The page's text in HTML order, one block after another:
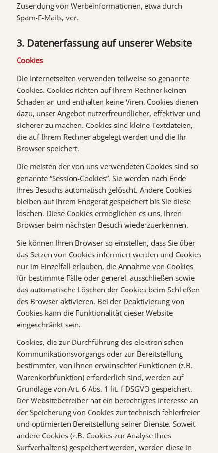
Zusendung von Werbeinformationen, etwa durch
Spam-E-Mails, vor.
3. Datenerfassung auf unserer Website
Cookies
Die Internetseiten verwenden teilweise so genannte
Cookies. Cookies richten auf Ihrem Rechner keinen
Schaden an und enthalten keine Viren. Cookies dienen
dazu, unser Angebot nutzerfreundlicher, effektiver und
sicherer zu machen. Cookies sind kleine Textdateien,
die auf Ihrem Rechner abgelegt werden und die Ihr
Browser speichert.
Die meisten der von uns verwendeten Cookies sind so
genannte “Session-Cookies”. Sie werden nach Ende
Ihres Besuchs automatisch gelöscht. Andere Cookies
bleiben auf Ihrem Endgerät gespeichert bis Sie diese
löschen. Diese Cookies ermöglichen es uns, Ihren
Browser beim nächsten Besuch wiederzuerkennen.
Sie können Ihren Browser so einstellen, dass Sie über
das Setzen von Cookies informiert werden und Cookies
nur im Einzelfall erlauben, die Annahme von Cookies
für bestimmte Fälle oder generell ausschließen sowie
das automatische Löschen der Cookies beim Schließen
des Browser aktivieren. Bei der Deaktivierung von
Cookies kann die Funktionalität dieser Website
eingeschränkt sein.
Cookies, die zur Durchführung des elektronischen
Kommunikationsvorgangs oder zur Bereitstellung
bestimmter, von Ihnen erwünschter Funktionen (z.B.
Warenkorbfunktion) erforderlich sind, werden auf
Grundlage von Art. 6 Abs. 1 lit. f DSGVO gespeichert.
Der Websitebetreiber hat ein berechtigtes Interesse an
der Speicherung von Cookies zur technisch fehlerfreien
und optimierten Bereitstellung seiner Dienste. Soweit
andere Cookies (z.B. Cookies zur Analyse Ihres
Surfverhaltens) gespeichert werden, werden diese in